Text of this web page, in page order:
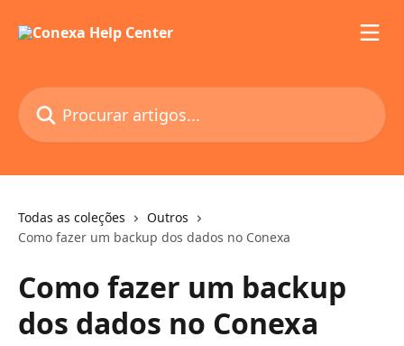
Procurar artigos...
Todas as coleções
Outros
Como fazer um backup dos dados no Conexa
Como fazer um backup
dos dados no Conexa